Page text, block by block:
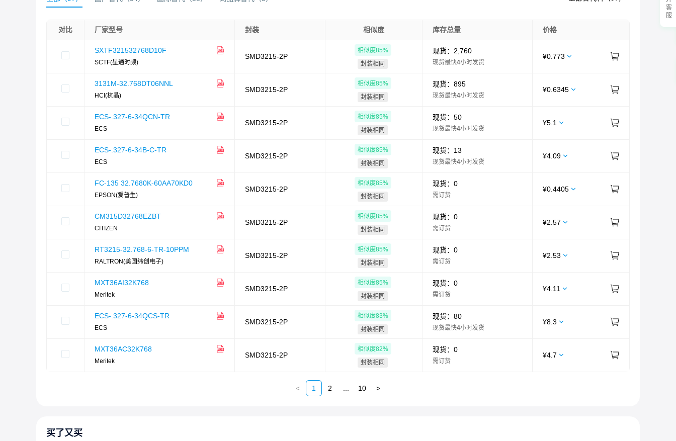
对比 厂家型号 封装 相似度 库存总量 价格
SXTF321532768D10F
SCTF(星通时频)
SMD3215-2P
相似度85%
封装相同
现货： 2,760
现货最快4小时发货
¥0.773
3131M-32.768DT06NNL
HCI(杭晶)
SMD3215-2P
相似度85%
封装相同
现货： 895
现货最快4小时发货
¥0.6345
ECS-.327-6-34QCN-TR
ECS
SMD3215-2P
相似度85%
封装相同
现货： 50
现货最快4小时发货
¥5.1
ECS-.327-6-34B-C-TR
ECS
SMD3215-2P
相似度85%
封装相同
现货： 13
现货最快4小时发货
¥4.09
FC-135 32.7680K-60AA70KD0
EPSON(爱普生)
SMD3215-2P
相似度85%
封装相同
现货： 0
需订货
¥0.4405
CM315D32768EZBT
CITIZEN
SMD3215-2P
相似度85%
封装相同
现货： 0
需订货
¥2.57
RT3215-32.768-6-TR-10PPM
RALTRON(美国纬创电子)
SMD3215-2P
相似度85%
封装相同
现货： 0
需订货
¥2.53
MXT36AI32K768
Meritek
SMD3215-2P
相似度85%
封装相同
现货： 0
需订货
¥4.11
ECS-.327-6-34QCS-TR
ECS
SMD3215-2P
相似度83%
封装相同
现货： 80
现货最快4小时发货
¥8.3
MXT36AC32K768
Meritek
SMD3215-2P
相似度82%
封装相同
现货： 0
需订货
¥4.7
< 1 2 10 >
买了又买